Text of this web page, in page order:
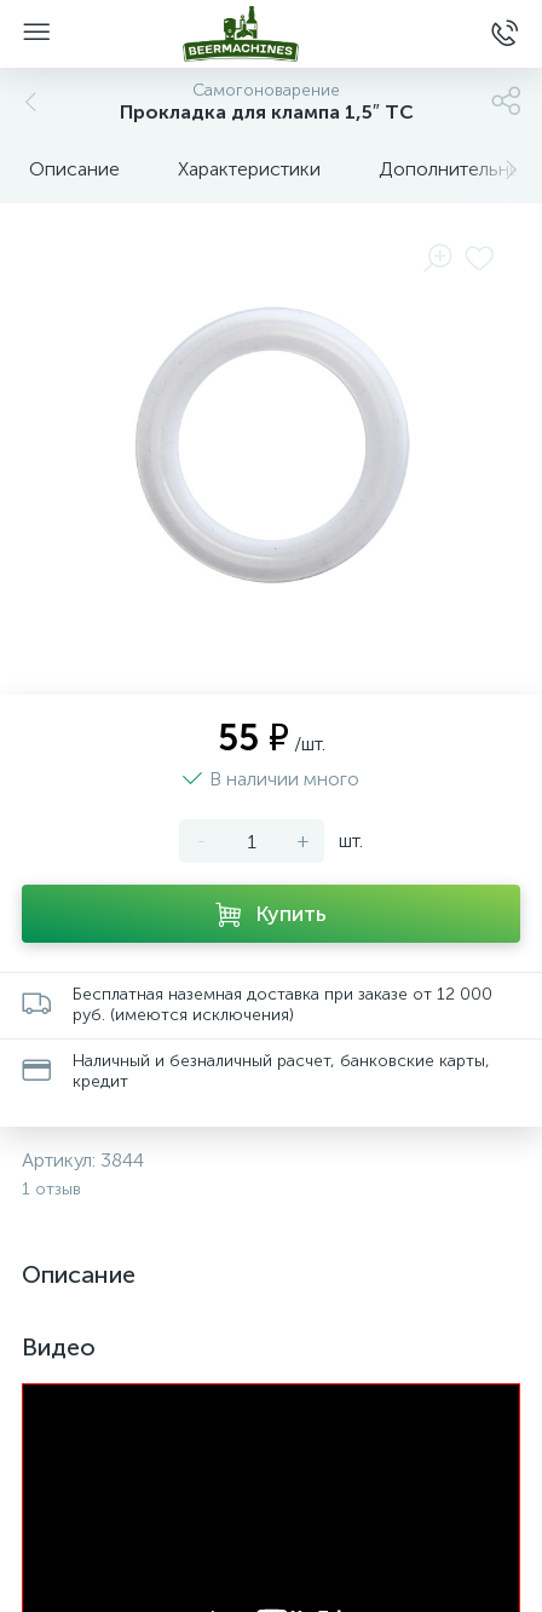
Самогоноварение
Прокладка для клампа 1,5″ TC
Описание Характеристики Дополнительные
55 ₽ /шт.
В наличии много
- + шт.
Купить
Бесплатная наземная доставка при заказе от 12 000
руб. (имеются исключения)
Наличный и безналичный расчет, банковские карты,
кредит
Артикул: 3844
1 отзыв
Описание
Видео